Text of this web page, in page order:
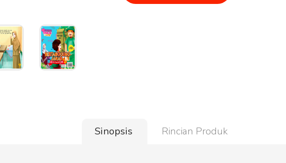
Sinopsis Rincian Produk